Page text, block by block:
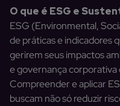
O que é ESG e
ESG (Environmental,
de práticas e indicadores
gerirem seus impactos
e governança
Compreender e aplicar
buscam não só reduzir